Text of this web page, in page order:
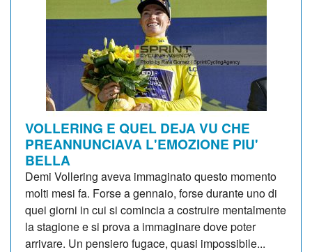
VOLLERING E QUEL DEJA VU CHE
PREANNUNCIAVA L'EMOZIONE PIU'
BELLA
Demi Vollering aveva immaginato questo momento
molti mesi fa. Forse a gennaio, forse durante uno di
quei giorni in cui si comincia a costruire mentalmente
la stagione e si prova a immaginare dove poter
arrivare. Un pensiero fugace, quasi impossibile...